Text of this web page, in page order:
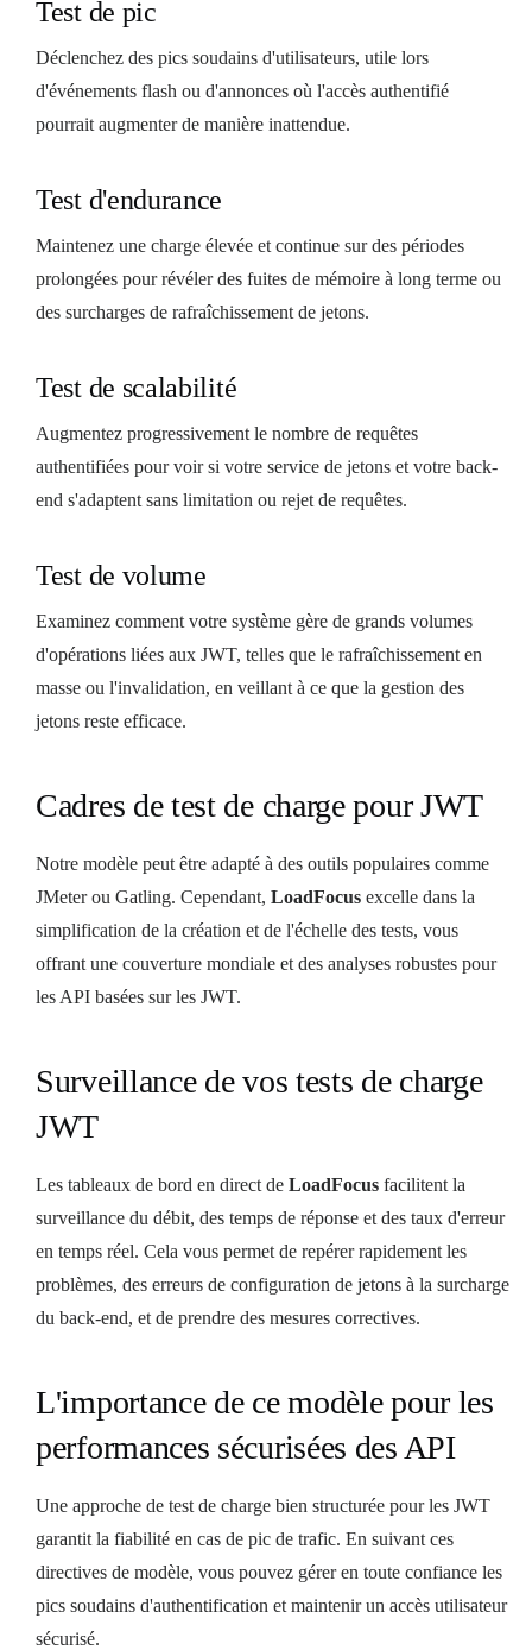
Test de pic
Déclenchez des pics soudains d'utilisateurs, utile lors
d'événements flash ou d'annonces où l'accès authentifié
pourrait augmenter de manière inattendue.
Test d'endurance
Maintenez une charge élevée et continue sur des périodes
prolongées pour révéler des fuites de mémoire à long terme ou
des surcharges de rafraîchissement de jetons.
Test de scalabilité
Augmentez progressivement le nombre de requêtes
authentifiées pour voir si votre service de jetons et votre back-
end s'adaptent sans limitation ou rejet de requêtes.
Test de volume
Examinez comment votre système gère de grands volumes
d'opérations liées aux JWT, telles que le rafraîchissement en
masse ou l'invalidation, en veillant à ce que la gestion des
jetons reste efficace.
Cadres de test de charge pour JWT
Notre modèle peut être adapté à des outils populaires comme
JMeter ou Gatling. Cependant, LoadFocus excelle dans la
simplification de la création et de l'échelle des tests, vous
offrant une couverture mondiale et des analyses robustes pour
les API basées sur les JWT.
Surveillance de vos tests de charge
JWT
Les tableaux de bord en direct de LoadFocus facilitent la
surveillance du débit, des temps de réponse et des taux d'erreur
en temps réel. Cela vous permet de repérer rapidement les
problèmes, des erreurs de configuration de jetons à la surcharge
du back-end, et de prendre des mesures correctives.
L'importance de ce modèle pour les
performances sécurisées des API
Une approche de test de charge bien structurée pour les JWT
garantit la fiabilité en cas de pic de trafic. En suivant ces
directives de modèle, vous pouvez gérer en toute confiance les
pics soudains d'authentification et maintenir un accès utilisateur
sécurisé.